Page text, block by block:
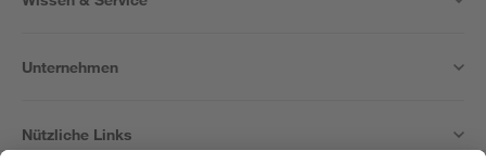
Unternehmen
Nützliche Links